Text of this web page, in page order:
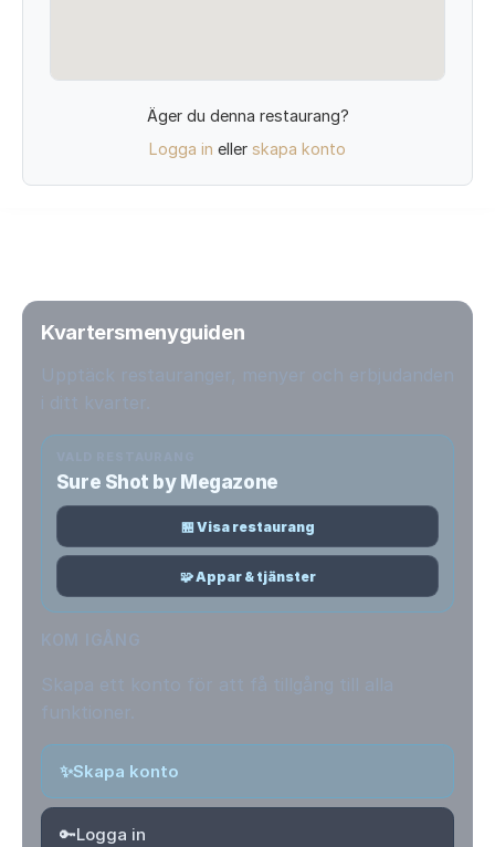
Äger du denna restaurang?
Logga in eller skapa konto
Kvartersmenyguiden
Sure Shot by Megazone
🏪 Visa restaurang
🧩 Appar & tjänster
✨Skapa konto
🔑Logga in